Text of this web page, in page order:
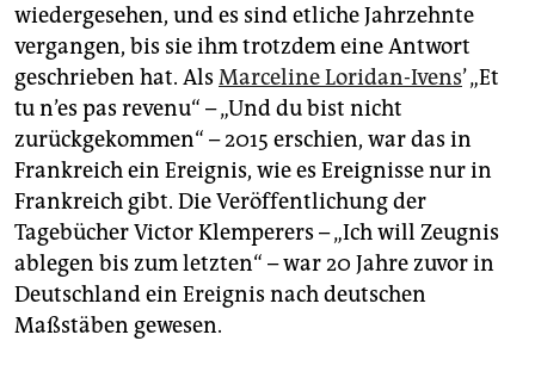
wiedergesehen, und es sind etliche Jahrzehnte
vergangen, bis sie ihm trotzdem eine Antwort
geschrieben hat. Als Marceline Loridan-Ivens’ „Et
tu n’es pas revenu“ – „Und du bist nicht
zurückgekommen“ – 2015 erschien, war das in
Frankreich ein Ereignis, wie es Ereignisse nur in
Frankreich gibt. Die Veröffentlichung der
Tagebücher Victor Klemperers – „Ich will Zeugnis
ablegen bis zum letzten“ – war 20 Jahre zuvor in
Deutschland ein Ereignis nach deutschen
Maßstäben gewesen.